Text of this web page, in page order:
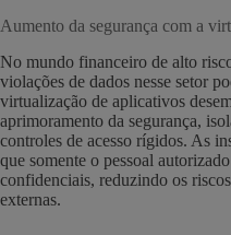
Aumento da segurança com a
No mundo financeiro de alto
violações de dados nesse setor
virtualização de aplicativos
aprimoramento da segurança,
controles de acesso rígidos. As
que somente o pessoal
confidenciais, reduzindo os
externas.